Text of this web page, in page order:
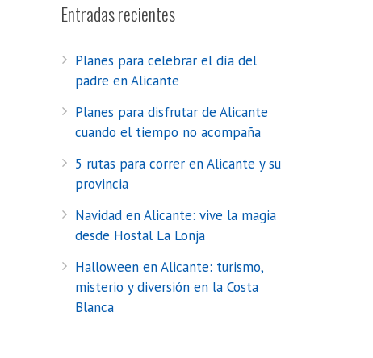
Entradas recientes
Planes para celebrar el día del
padre en Alicante
Planes para disfrutar de Alicante
cuando el tiempo no acompaña
5 rutas para correr en Alicante y su
provincia
Navidad en Alicante: vive la magia
desde Hostal La Lonja
Halloween en Alicante: turismo,
misterio y diversión en la Costa
Blanca